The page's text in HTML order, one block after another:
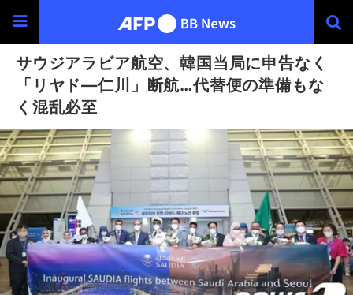
サウジアラビア航空、韓国当局に申告なく
「リヤド―仁川」断航…代替便の準備もな
く混乱必至